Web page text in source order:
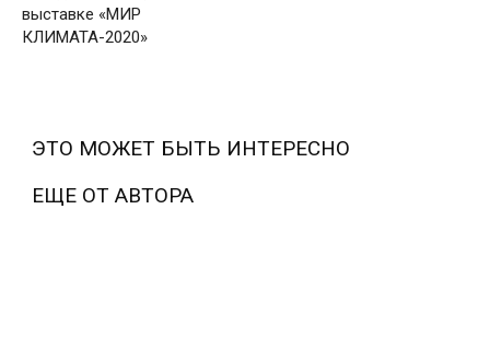
выставке «МИР
КЛИМАТА-2020»
ЭТО МОЖЕТ БЫТЬ ИНТЕРЕСНО
ЕЩЕ ОТ АВТОРА